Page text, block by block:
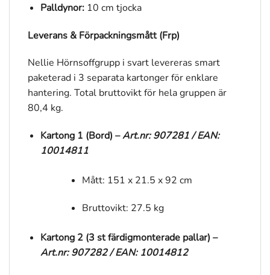
Palldynor:10 cm tjocka
Leverans & Förpackningsmått (Frp)
Nellie Hörnsoffgrupp i svart levereras smart
paketerad i 3 separata kartonger för enklare
hantering. Total bruttovikt för hela gruppen är
80,4 kg.
Kartong 1 (Bord) –Art.nr: 907281 / EAN:
10014811
Mått: 151 x 21.5 x 92 cm
Bruttovikt: 27.5 kg
Kartong 2 (3 st färdigmonterade pallar) –
Art.nr: 907282 / EAN: 10014812